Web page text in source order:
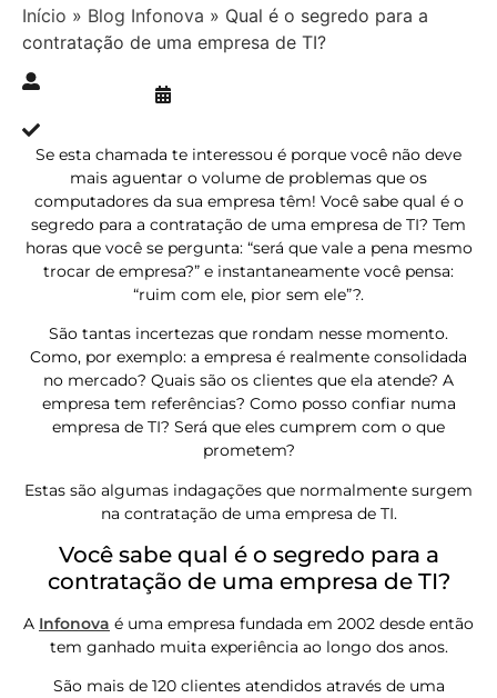
Início » Blog Infonova » Qual é o segredo para a
contratação de uma empresa de TI?
Se esta chamada te interessou é porque você não deve
mais aguentar o volume de problemas que os
computadores da sua empresa têm! Você sabe qual é o
segredo para a contratação de uma empresa de TI? Tem
horas que você se pergunta: “será que vale a pena mesmo
trocar de empresa?” e instantaneamente você pensa:
“ruim com ele, pior sem ele”?.
São tantas incertezas que rondam nesse momento.
Como, por exemplo: a empresa é realmente consolidada
no mercado? Quais são os clientes que ela atende? A
empresa tem referências? Como posso confiar numa
empresa de TI? Será que eles cumprem com o que
prometem?
Estas são algumas indagações que normalmente surgem
na contratação de uma empresa de TI.
Você sabe qual é o segredo para a
contratação de uma empresa de TI?
A Infonova é uma empresa fundada em 2002 desde então
tem ganhado muita experiência ao longo dos anos.
São mais de 120 clientes atendidos através de uma